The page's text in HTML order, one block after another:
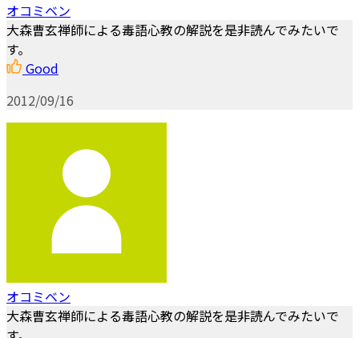
オコミベン
大森曹玄禅師による毒語心教の解説を是非読んでみたいで
す。
Good
2012/09/16
オコミベン
大森曹玄禅師による毒語心教の解説を是非読んでみたいで